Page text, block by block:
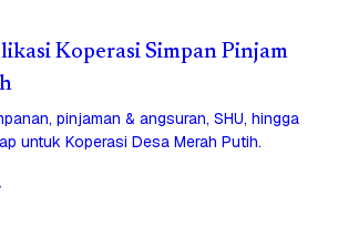
Koperasi Simpan Pinjam
pinjaman & angsuran, SHU, hingga
untuk Koperasi Desa Merah Putih.